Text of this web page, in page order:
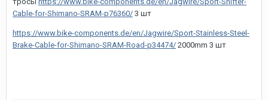
Cable-for-Shimano-SRAM-p76360/ 3 шт
https://www.bike-components.de/en/Jagwire/Sport-Stainless-Steel-
Brake-Cable-for-Shimano-SRAM-Road-p34474/ 2000mm 3 шт